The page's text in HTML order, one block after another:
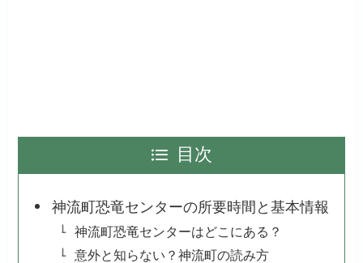
目次
神流町恐竜センターの所要時間と基本情報
神流町恐竜センターはどこにある？
意外と知らない？神流町の読み方